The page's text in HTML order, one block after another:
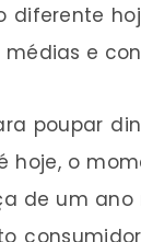
e
poupar
hoje, o
de um